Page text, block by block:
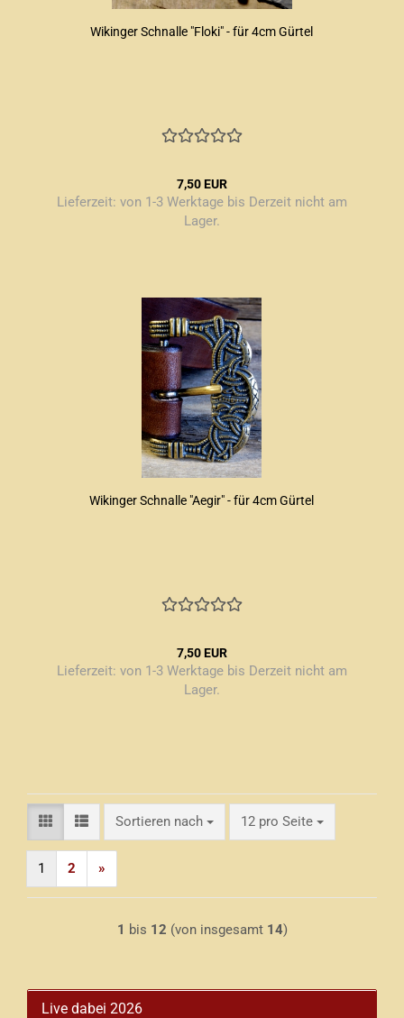
Wikinger Schnalle "Floki" - für 4cm Gürtel
7,50 EUR
Lieferzeit: von 1-3 Werktage bis Derzeit nicht am
Lager.
Wikinger Schnalle "Aegir" - für 4cm Gürtel
7,50 EUR
Lieferzeit: von 1-3 Werktage bis Derzeit nicht am
Lager.
Sortieren nach
Sortieren nach 12 pro Seite
pro Seite
1 2 »
1 bis 12 (von insgesamt 14)
Live dabei 2026